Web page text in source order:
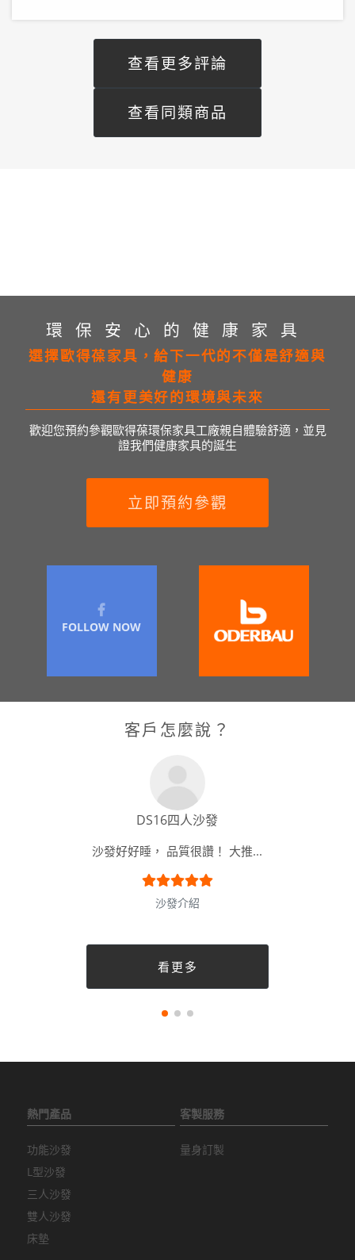
查看更多評論
查看同類商品
環保安心的健康家具
選擇歐得葆家具，給下一代的不僅是舒適與
健康
還有更美好的環境與未來
歡迎您預約參觀歐得葆環保家具工廠親自體驗舒適，並見
證我們健康家具的誕生
立即預約參觀
FOLLOW NOW
客戶怎麼說？
DS16四人沙發
沙發好好睡， 品質很讚！ 大推...
沙發介紹
看更多
熱門產品
功能沙發
L型沙發
三人沙發
雙人沙發
床墊
客製服務
量身訂製